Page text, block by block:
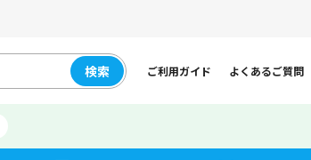
検索 ご利用ガイド よくあるご質問